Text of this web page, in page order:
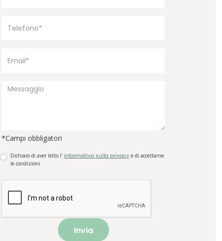
*Campi obbligatori
Dichiaro di aver letto l' informativa sulla privacy e di accettarne
le condizioni
Invia